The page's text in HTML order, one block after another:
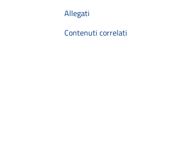
Allegati
Contenuti correlati